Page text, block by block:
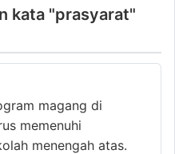
kata "prasyarat"
magang di
memenuhi
menengah atas.